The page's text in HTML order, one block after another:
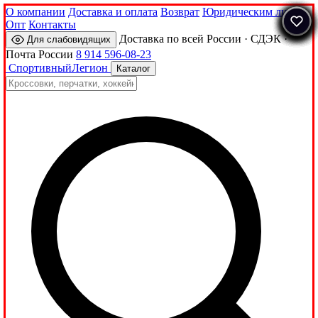
О компании Доставка и оплата Возврат Юридическим лицам
Опт Контакты
Для слабовидящих
Доставка по всей России · СДЭК ·
Почта России 8 914 596-08-23
СпортивныйЛегион Каталог